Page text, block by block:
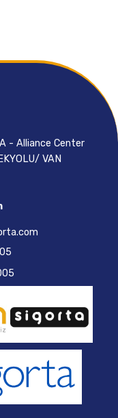
- Alliance Center
VAN